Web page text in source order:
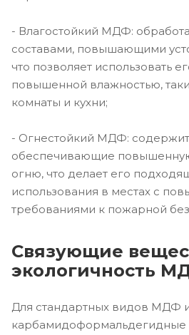
- Влагостойкий МДФ:
составами, повышающими
что позволяет использовать
повышенной влажностью,
комнаты и кухни;
- Огнестойкий МДФ:
обеспечивающие
огню, что делает его
использования в местах с
требованиями к пожарной
Связующие
экологичность
Для стандартных видов МДФ
карбамидоформальдегидные